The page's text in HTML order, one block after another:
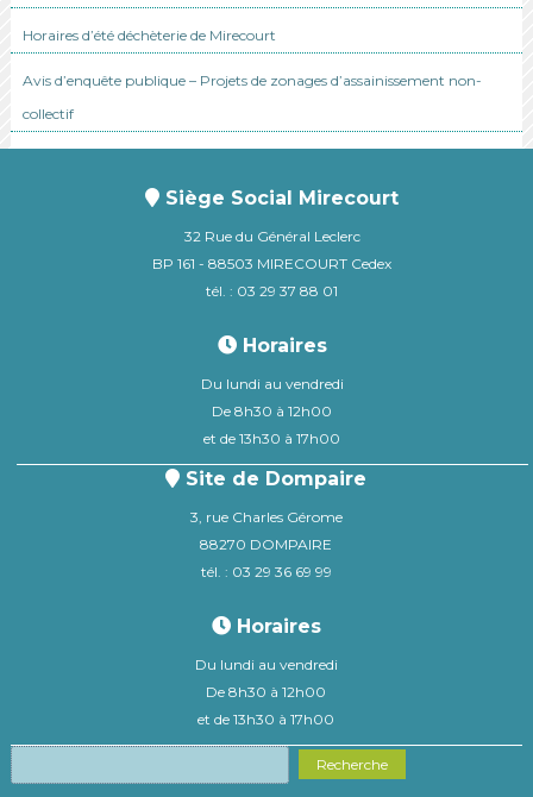
Horaires d’été déchèterie de Mirecourt
Avis d’enquête publique – Projets de zonages d’assainissement non-
collectif
Siège Social Mirecourt
32 Rue du Général Leclerc
BP 161 - 88503 MIRECOURT Cedex
tél. : 03 29 37 88 01
Horaires
Du lundi au vendredi
De 8h30 à 12h00
et de 13h30 à 17h00
Site de Dompaire
3, rue Charles Gérome
88270 DOMPAIRE
tél. : 03 29 36 69 99
Horaires
Du lundi au vendredi
De 8h30 à 12h00
et de 13h30 à 17h00
Recherche